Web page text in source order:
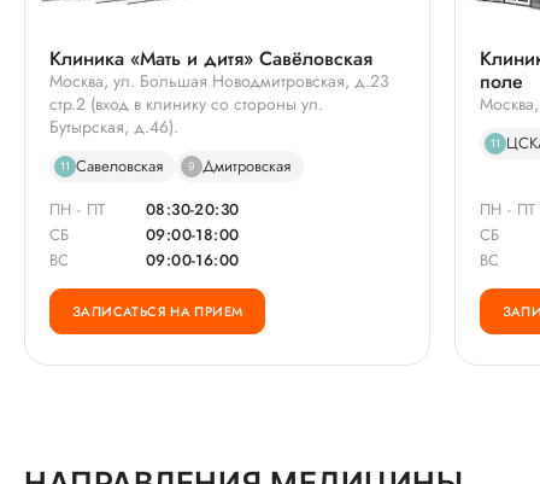
Клиника «Мать и дитя» Савёловская
Москва, ул. Большая Новодмитровская, д.23
стр.2 (вход в клинику со стороны ул.
Бутырская, д.46).
11 Савеловская 9
Дмитровская
ПН - ПТ
08:30-20:30
СБ
09:00-18:00
ВС
09:00-16:00
ЗАПИСАТЬСЯ НА ПРИЕМ
поле
11
ПН - ПТ
СБ
ВС